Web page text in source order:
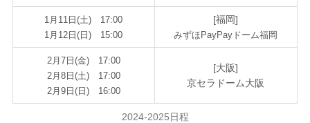
1月11日(土) 17:00
1月12日(日) 15:00
[福岡]
みずほPayPayドーム福岡
2月7日(金) 17:00
2月8日(土) 17:00
2月9日(日) 16:00
[大阪]
京セラドーム大阪
2024-2025日程